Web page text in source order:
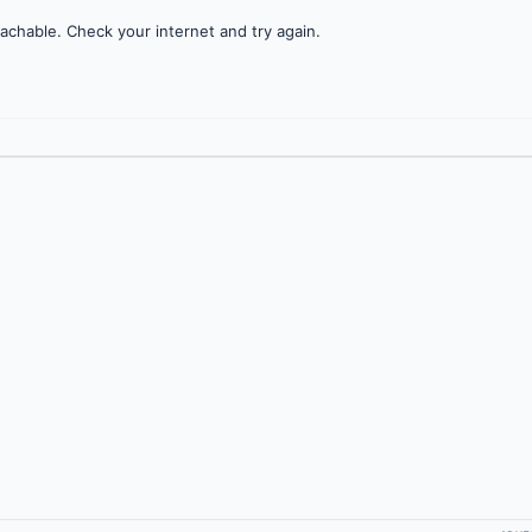
Check your internet and try again.